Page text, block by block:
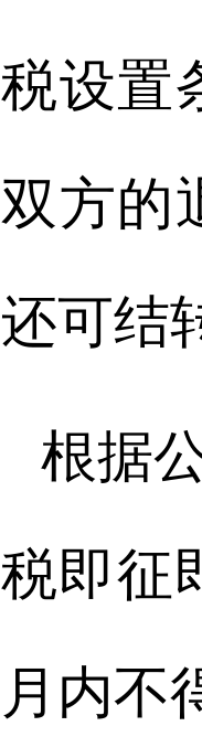
税设置
双方的
还可结
根据
税即征
月内不